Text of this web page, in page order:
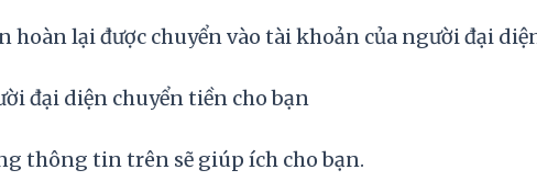
hoàn lại được chuyển vào tài khoản của người đại
đại diện chuyển tiền cho bạn
thông tin trên sẽ giúp ích cho bạn.